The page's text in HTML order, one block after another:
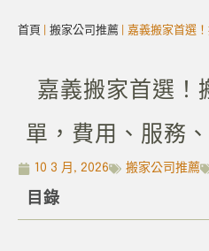
首頁 搬家公司推薦 嘉義搬家首選
嘉義搬家首選！
單，費用、服務
10 3 月, 2026 搬家公司推薦
目錄